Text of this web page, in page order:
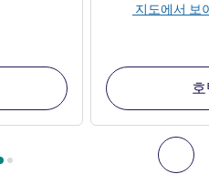
다
시설 1 :, 주변에 있는 다른 시
지도에서 보